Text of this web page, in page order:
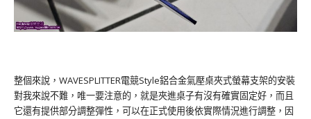
整個來說，WAVESPLITTER電競Style鋁合金氣壓桌夾式螢幕支架的安裝
對我來說不難，唯一要注意的，就是夾進桌子有沒有確實固定好，而且
它還有提供部分調整彈性，可以在正式使用後依實際情況進行調整，因